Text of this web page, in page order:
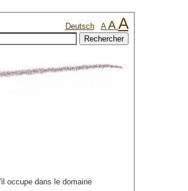
Deutsch A A A
occupe dans le domaine